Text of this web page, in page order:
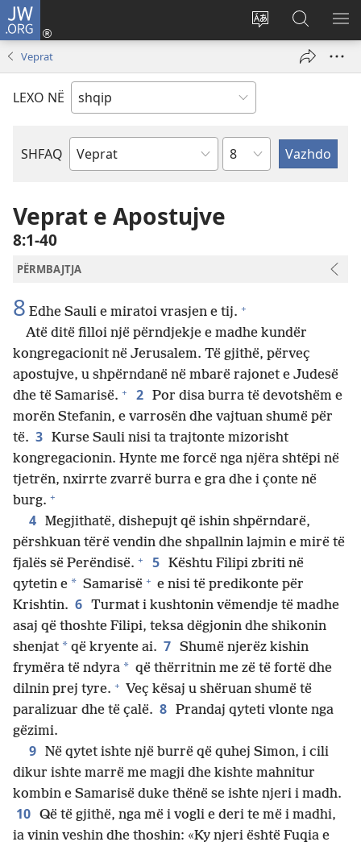
JW.ORG
Ndrysho
Hyr
me
dritare
Kërko
në
JW.ORG
Veprat
LEXO NË
SHFAQ
Librit
Biblës
Kapitullit
Veprat e Apostujve
8:1-40
PËRMBAJTJA
8 Edhe Sauli e miratoi vrasjen e tij. +
Atë ditë filloi një përndjekje e madhe kundër
kongregacionit në Jerusalem. Të gjithë, përveç
apostujve, u shpërndanë në mbarë rajonet e Judesë
dhe të Samarisë. + 2 Por disa burra të devotshëm e
morën Stefanin, e varrosën dhe vajtuan shumë për
të. 3 Kurse Sauli nisi ta trajtonte mizorisht
kongregacionin. Hynte me forcë nga njëra shtëpi në
tjetrën, nxirrte zvarrë burra e gra dhe i çonte në
burg. +
4 Megjithatë, dishepujt që ishin shpërndarë,
përshkuan tërë vendin dhe shpallnin lajmin e mirë të
fjalës së Perëndisë. + 5 Kështu Filipi zbriti në
qytetin e * Samarisë + e nisi të predikonte për
Krishtin. 6 Turmat i kushtonin vëmendje të madhe
asaj që thoshte Filipi, teksa dëgjonin dhe shikonin
shenjat * që kryente ai. 7 Shumë njerëz kishin
frymëra të ndyra * që thërritnin me zë të fortë dhe
dilnin prej tyre. + Veç kësaj u shëruan shumë të
paralizuar dhe të çalë. 8 Prandaj qyteti vlonte nga
gëzimi.
9 Në qytet ishte një burrë që quhej Simon, i cili
dikur ishte marrë me magji dhe kishte mahnitur
kombin e Samarisë duke thënë se ishte njeri i madh.
10 Që të gjithë, nga më i vogli e deri te më i madhi,
ia vinin veshin dhe thoshin: «Ky njeri është Fuqia e